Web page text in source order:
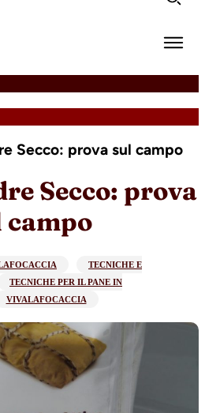
Secco: prova sul campo
Secco: prova
campo
TECNICHE E
TECNICHE PER IL PANE IN
VIVALAFOCACCIA